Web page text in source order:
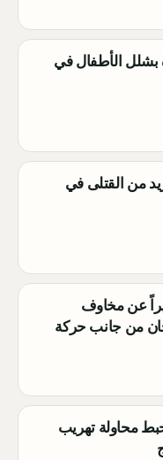
بشلل الأطفال في
من القتلى في
عن مخاوف
من جانب حركة
محاولة تهريب